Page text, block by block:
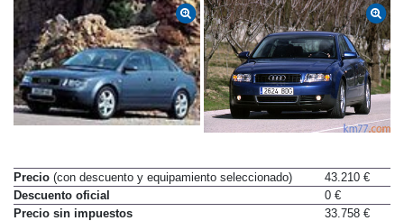
Precio (con descuento y equipamiento seleccionado)
43.210 €
Descuento oficial
0 €
Precio sin impuestos
33.758 €